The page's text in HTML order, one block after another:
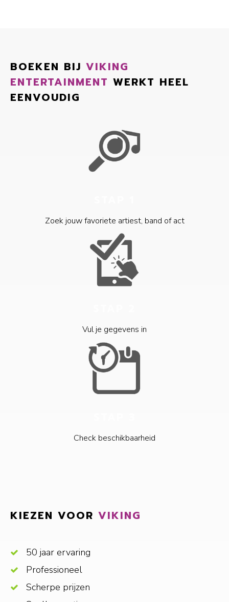
BOEKEN BIJ VIKING
ENTERTAINMENT WERKT HEEL
EENVOUDIG
Zoek jouw favoriete artiest, band of act
Vul je gegevens in
Check beschikbaarheid
KIEZEN VOOR VIKING
50 jaar ervaring
Professioneel
Scherpe prijzen